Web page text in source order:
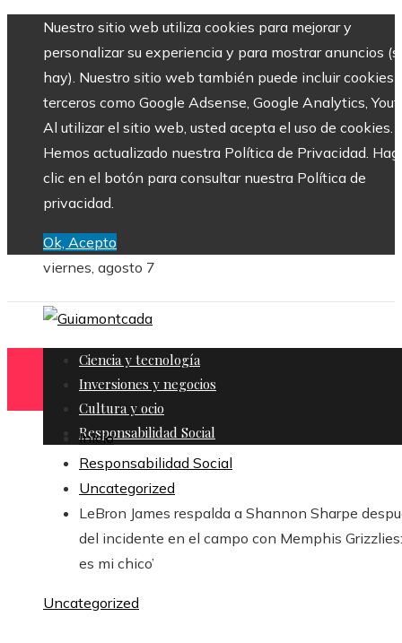
Nuestro sitio web utiliza cookies para mejorar y
personalizar su experiencia y para mostrar anuncios
hay). Nuestro sitio web también puede incluir cookies
terceros como Google Adsense, Google Analytics,
Al utilizar el sitio web, usted acepta el uso de cookies.
Hemos actualizado nuestra Política de Privacidad.
clic en el botón para consultar nuestra Política de
privacidad.
Ok, Acepto
viernes, agosto 7
Ciencia y tecnología
Inversiones y negocios
Cultura y ocio
Responsabilidad Social
Inicio
Responsabilidad Social
Uncategorized
LeBron James respalda a Shannon Sharpe
del incidente en el campo con Memphis Grizzlies:
es mi chico’
Uncategorized